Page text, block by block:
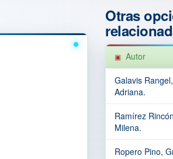
Otras
Autor
Galavis
Adriana.
Ramírez
Milena.
Ropero Pino,